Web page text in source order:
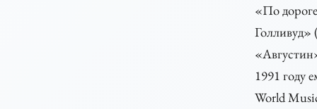
«По
Голливуд»
1991 году
World